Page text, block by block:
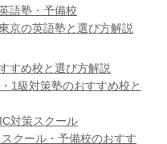
語塾・予備校
京の英語塾と選び方解説
すめ校と選び方解説
1級対策塾のおすすめ校と
対策スクール
クール・予備校のおすす